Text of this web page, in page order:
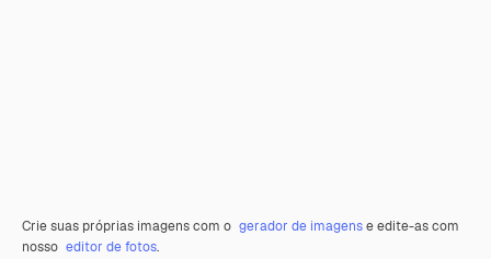
Crie suas próprias imagens com o gerador de imagense edite-as com
nosso editor de fotos.